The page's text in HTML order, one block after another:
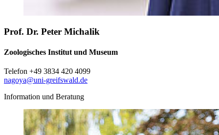
Prof. Dr. Peter Michalik
Zoologisches Institut und Museum
Telefon +49 3834 420 4099
nagoya@uni-greifswald.de
Information und Beratung